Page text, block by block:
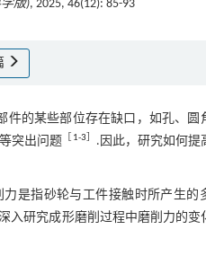
版), 2025, 46(12): 85-93
的某些部位存在缺口，如孔、圆
突出问题
1-3
.因此，研究如何提
是指砂轮与工件接触时所产生的
入研究成形磨削过程中磨削力的变